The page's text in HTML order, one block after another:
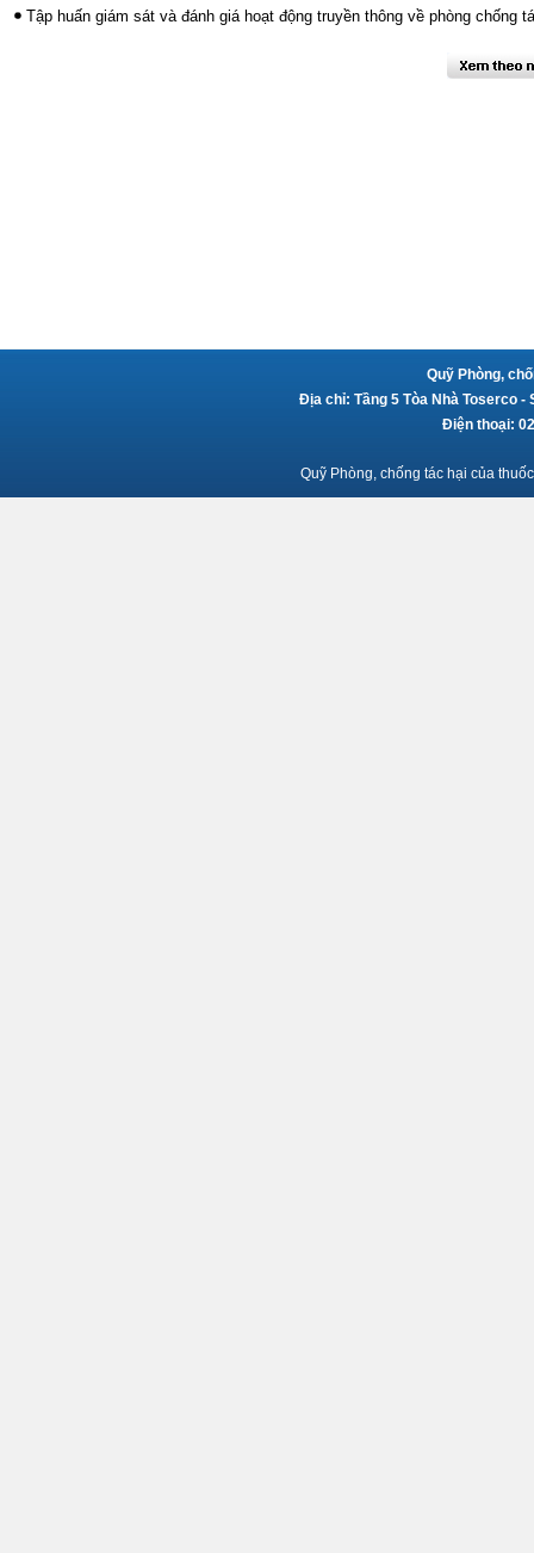
Tập huấn giám sát và đánh giá hoạt động truyền thông về phòng chống
Quỹ Phòng,
Địa chỉ: Tầng 5 Tòa Nhà Toserco -
Điện thoại:
Quỹ Phòng, chống tác hại của